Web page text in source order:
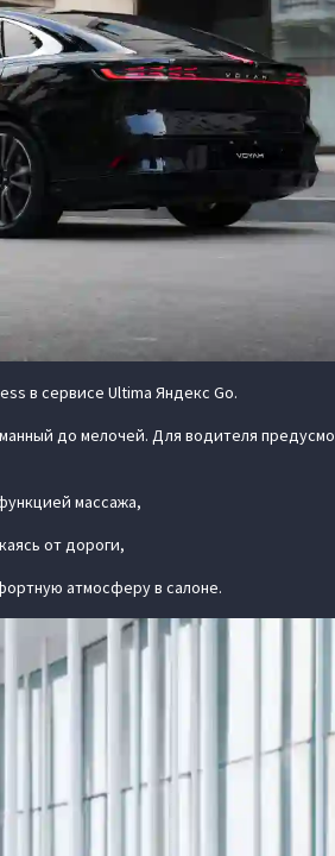
в сервисе Ultima Яндекс Go.
до мелочей. Для водителя
массажа,
от дороги,
атмосферу в салоне.